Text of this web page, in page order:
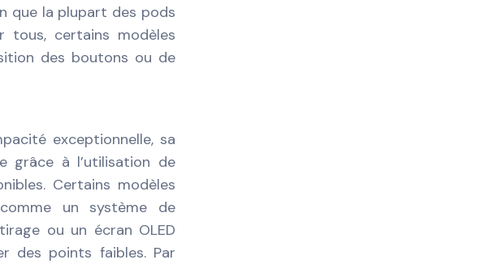
que la plupart des pods
tous, certains modèles
des boutons ou de
exceptionnelle, sa
grâce à l’utilisation de
Certains modèles
un système de
ou un écran OLED
des points faibles. Par